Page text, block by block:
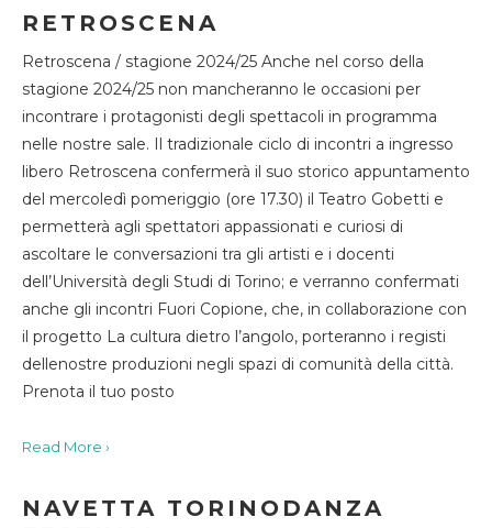
RETROSCENA
Retroscena / stagione 2024/25 Anche nel corso della
stagione 2024/25 non mancheranno le occasioni per
incontrare i protagonisti degli spettacoli in programma
nelle nostre sale. Il tradizionale ciclo di incontri a ingresso
libero Retroscena confermerà il suo storico appuntamento
del mercoledì pomeriggio (ore 17.30) il Teatro Gobetti e
permetterà agli spettatori appassionati e curiosi di
ascoltare le conversazioni tra gli artisti e i docenti
dell’Università degli Studi di Torino; e verranno confermati
anche gli incontri Fuori Copione, che, in collaborazione con
il progetto La cultura dietro l’angolo, porteranno i registi
dellenostre produzioni negli spazi di comunità della città.
Prenota il tuo posto
Read More ›
NAVETTA TORINODANZA